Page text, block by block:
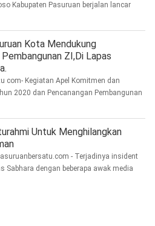
Kabupaten Pasuruan berjalan lancar
Kota Mendukung
Pembangunan ZI,Di Lapas
com- Kegiatan Apel Komitmen dan
2020 dan Pencanangan Pembangunan
Untuk Menghilangkan
- Terjadinya insident
Sabhara dengan beberapa awak media